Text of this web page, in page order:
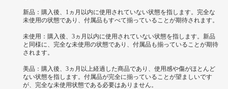
新品：購入後、1ヵ月以内に使用されていない状態を指します。完全な
未使用の状態であり、付属品もすべて揃っていることが期待されます。
未使用：購入後、3ヵ月以内に使用されていない状態を指します。新品
と同様に、完全な未使用の状態であり、付属品も揃っていることが期待
されます。
美品：購入後、3ヵ月以上経過した商品であり、使用感や傷がほとんど
ない状態を指します。付属品が完全に揃っていることが望ましいです
が、完全な未使用状態である必要はありません。